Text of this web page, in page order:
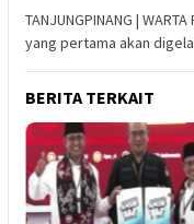
TANJUNGPINANG |
yang pertama akan
BERITA TERKAIT